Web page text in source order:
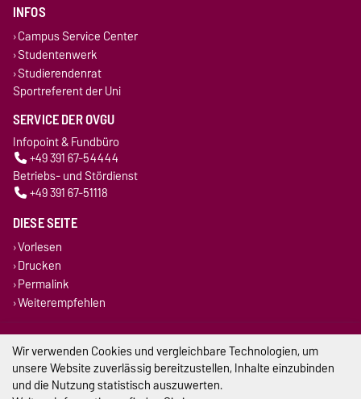
INFOS
Campus Service Center
Studentenwerk
Studierendenrat
Sportreferent der Uni
SERVICE DER OVGU
Infopoint & Fundbüro
+49 391 67-54444
Betriebs- und Stördienst
+49 391 67-51118
DIESE SEITE
Vorlesen
Drucken
Permalink
Weiterempfehlen
Impressum
Datenschutz
Wir verwenden Cookies und vergleichbare Technologien, um
unsere Website zuverlässig bereitzustellen, Inhalte einzubinden
und die Nutzung statistisch auszuwerten.